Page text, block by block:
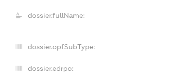
dossier.fullName:
dossier.opfSubType:
dossier.edrpo: